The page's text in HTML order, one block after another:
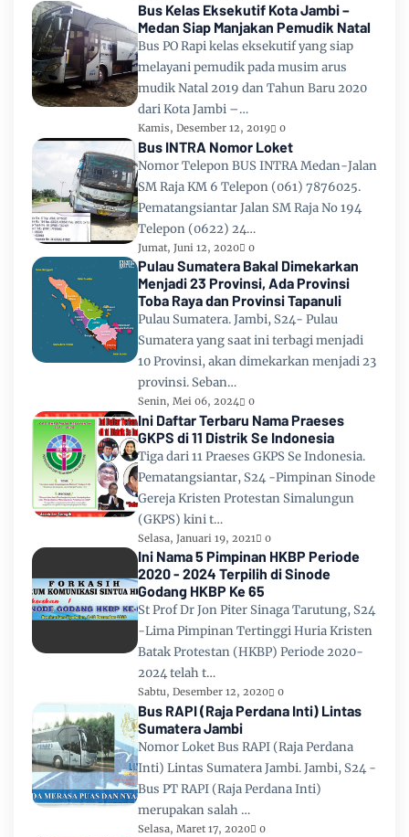
Bus Kelas Eksekutif Kota Jambi –
Medan Siap Manjakan Pemudik Natal
Bus PO Rapi kelas eksekutif yang siap
melayani pemudik pada musim arus
mudik Natal 2019 dan Tahun Baru 2020
dari Kota Jambi –…
Kamis, Desember 12, 2019 0
Bus INTRA Nomor Loket
Nomor Telepon BUS INTRA Medan-Jalan
SM Raja KM 6 Telepon (061) 7876025.
Pematangsiantar Jalan SM Raja No 194
Telepon (0622) 24…
Jumat, Juni 12, 2020 0
Pulau Sumatera Bakal Dimekarkan
Menjadi 23 Provinsi, Ada Provinsi
Toba Raya dan Provinsi Tapanuli
Pulau Sumatera. Jambi, S24- Pulau
Sumatera yang saat ini terbagi menjadi
10 Provinsi, akan dimekarkan menjadi 23
provinsi. Seban…
Senin, Mei 06, 2024 0
Ini Daftar Terbaru Nama Praeses
GKPS di 11 Distrik Se Indonesia
Tiga dari 11 Praeses GKPS Se Indonesia.
Pematangsiantar, S24 -Pimpinan Sinode
Gereja Kristen Protestan Simalungun
(GKPS) kini t…
Selasa, Januari 19, 2021 0
Ini Nama 5 Pimpinan HKBP Periode
2020 - 2024 Terpilih di Sinode
Godang HKBP Ke 65
St Prof Dr Jon Piter Sinaga Tarutung, S24
-Lima Pimpinan Tertinggi Huria Kristen
Batak Protestan (HKBP) Periode 2020-
2024 telah t…
Sabtu, Desember 12, 2020 0
Bus RAPI (Raja Perdana Inti) Lintas
Sumatera Jambi
Nomor Loket Bus RAPI (Raja Perdana
Inti) Lintas Sumatera Jambi. Jambi, S24 -
Bus PT RAPI (Raja Perdana Inti)
merupakan salah …
Selasa, Maret 17, 2020 0